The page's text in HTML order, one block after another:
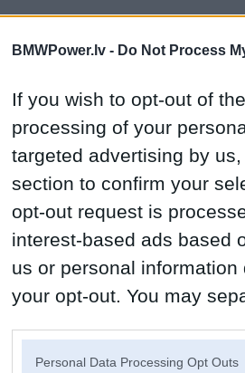
BMWPower.lv - Do Not Process
If you wish to opt-out of
processing of your
targeted advertising by
section to confirm your
opt-out request is
interest-based ads based
us or personal
your opt-out. You may
Personal Data Processing Opt Outs